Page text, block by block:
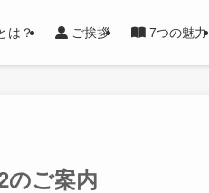
は？ ご挨拶 7つの魅力
のご案内